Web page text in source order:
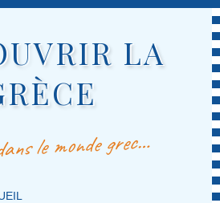
LA
le monde grec…
PRINCIPALE
SECONDAIRE